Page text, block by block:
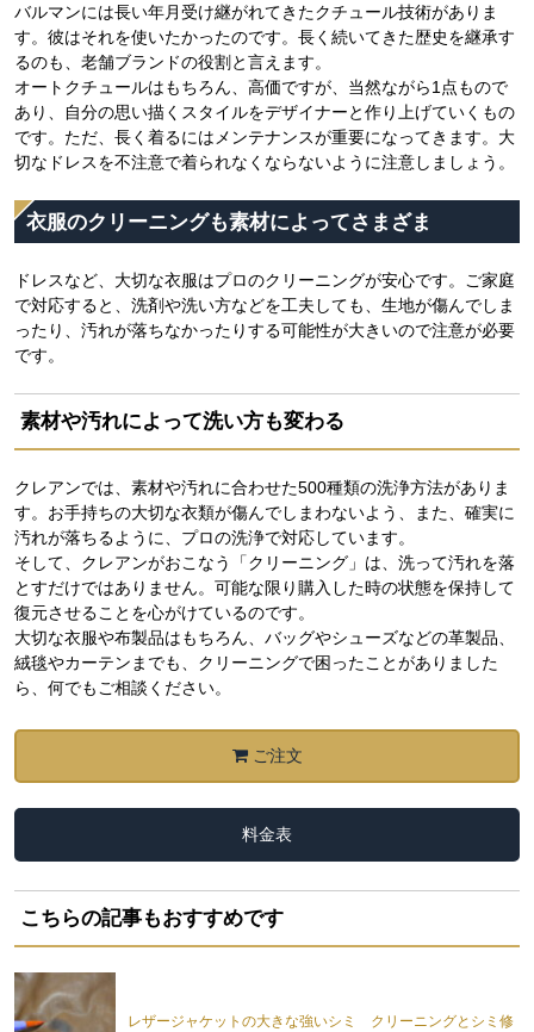
バルマンには長い年月受け継がれてきたクチュール技術がありま
す。彼はそれを使いたかったのです。長く続いてきた歴史を継承す
るのも、老舗ブランドの役割と言えます。
オートクチュールはもちろん、高価ですが、当然ながら1点もので
あり、自分の思い描くスタイルをデザイナーと作り上げていくもの
です。ただ、長く着るにはメンテナンスが重要になってきます。大
切なドレスを不注意で着られなくならないように注意しましょう。
衣服のクリーニングも素材によってさまざま
ドレスなど、大切な衣服はプロのクリーニングが安心です。ご家庭
で対応すると、洗剤や洗い方などを工夫しても、生地が傷んでしま
ったり、汚れが落ちなかったりする可能性が大きいので注意が必要
です。
素材や汚れによって洗い方も変わる
クレアンでは、素材や汚れに合わせた500種類の洗浄方法がありま
す。お手持ちの大切な衣類が傷んでしまわないよう、また、確実に
汚れが落ちるように、プロの洗浄で対応しています。
そして、クレアンがおこなう「クリーニング」は、洗って汚れを落
とすだけではありません。可能な限り購入した時の状態を保持して
復元させることを心がけているのです。
大切な衣服や布製品はもちろん、バッグやシューズなどの革製品、
絨毯やカーテンまでも、クリーニングで困ったことがありました
ら、何でもご相談ください。
ご注文
料金表
こちらの記事もおすすめです
レザージャケットの大きな強いシミ クリーニングとシミ修